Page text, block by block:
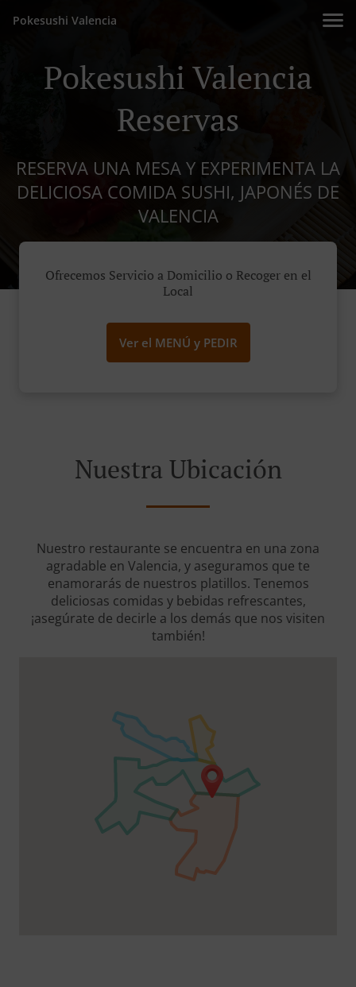
Pokesushi Valencia
Pokesushi Valencia
Reservas
RESERVA UNA MESA Y EXPERIMENTA LA
DELICIOSA COMIDA SUSHI, JAPONÉS DE
VALENCIA
Ofrecemos Servicio a Domicilio o Recoger en el
Local
Ver el MENÚ y PEDIR
Nuestra Ubicación
Nuestro restaurante se encuentra en una zona
agradable en Valencia, y aseguramos que te
enamorarás de nuestros platillos. Tenemos
deliciosas comidas y bebidas refrescantes,
¡asegúrate de decirle a los demás que nos visiten
también!